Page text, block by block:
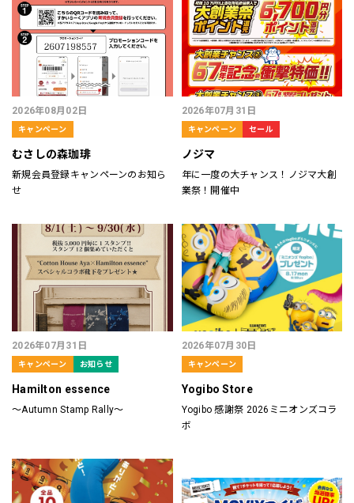
2026年08月02日
キャンペーン
むさしの森珈琲
新規会員登録キャンペーンのお知ら
せ
2026年07月31日
キャンペーン セール
ノジマ
年に一度の大チャンス！ノジマ大創
業祭！開催中
2026年07月31日
キャンペーン お知らせ
Hamilton essence
～Autumn Stamp Rally～
2026年07月30日
キャンペーン
Yogibo Store
Yogibo 感謝祭 2026ミニオンズコラ
ボ